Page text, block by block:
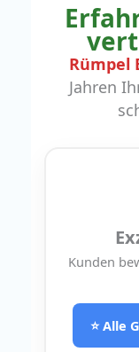
Rümpel
Jahren
Kunden
⭐ Alle